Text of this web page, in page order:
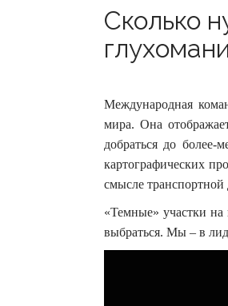
Сколько
Международная
мира. Она
добраться до
картографических
смысле транспортной
«Темные» участки на
выбраться. Мы – в